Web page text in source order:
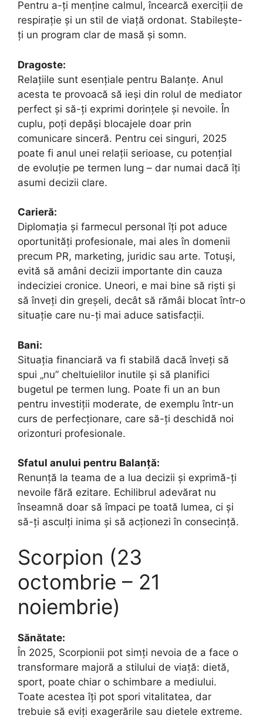
Pentru a-ți menține calmul, încearcă exerciții de
respirație și un stil de viață ordonat. Stabilește-
ți un program clar de masă și somn.
Dragoste:
Relațiile sunt esențiale pentru Balanțe. Anul
acesta te provoacă să ieși din rolul de mediator
perfect și să-ți exprimi dorințele și nevoile. În
cuplu, poți depăși blocajele doar prin
comunicare sinceră. Pentru cei singuri, 2025
poate fi anul unei relații serioase, cu potențial
de evoluție pe termen lung – dar numai dacă îți
asumi decizii clare.
Carieră:
Diplomația și farmecul personal îți pot aduce
oportunități profesionale, mai ales în domenii
precum PR, marketing, juridic sau arte. Totuși,
evită să amâni decizii importante din cauza
indeciziei cronice. Uneori, e mai bine să riști și
să înveți din greșeli, decât să rămâi blocat într-o
situație care nu-ți mai aduce satisfacții.
Bani:
Situația financiară va fi stabilă dacă înveți să
spui „nu” cheltuielilor inutile și să planifici
bugetul pe termen lung. Poate fi un an bun
pentru investiții moderate, de exemplu într-un
curs de perfecționare, care să-ți deschidă noi
orizonturi profesionale.
Sfatul anului pentru Balanță:
Renunță la teama de a lua decizii și exprimă-ți
nevoile fără ezitare. Echilibrul adevărat nu
înseamnă doar să împaci pe toată lumea, ci și
să-ți asculți inima și să acționezi în consecință.
Scorpion (23
octombrie – 21
noiembrie)
Sănătate:
În 2025, Scorpionii pot simți nevoia de a face o
transformare majoră a stilului de viață: dietă,
sport, poate chiar o schimbare a mediului.
Toate acestea îți pot spori vitalitatea, dar
trebuie să eviți exagerările sau dietele extreme.